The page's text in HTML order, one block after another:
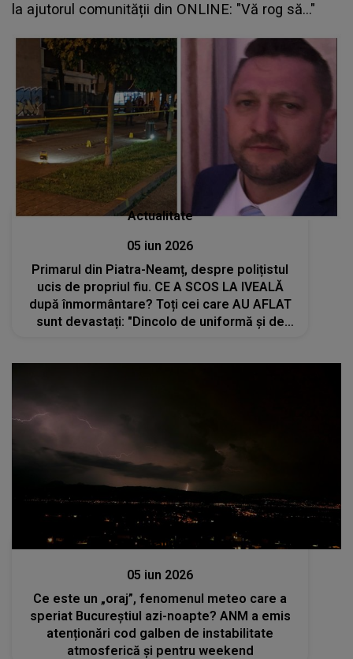
la ajutorul comunității din ONLINE: "Vă rog să..."
Actualitate
05 iun 2026
Primarul din Piatra-Neamț, despre polițistul
ucis de propriul fiu. CE A SCOS LA IVEALĂ
după înmormântare? Toți cei care AU AFLAT
sunt devastați: "Dincolo de uniformă și de
Actualitate
05 iun 2026
Ce este un „oraj”, fenomenul meteo care a
speriat Bucureștiul azi-noapte? ANM a emis
atenționări cod galben de instabilitate
atmosferică și pentru weekend